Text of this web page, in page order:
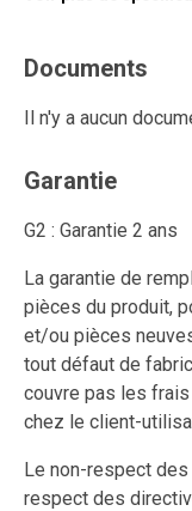
Documents
Il n'y a aucun
Garantie
G2 : Garantie 2 ans
La garantie de
pièces du produit,
et/ou pièces
tout défaut de
couvre pas les
chez le client-
Le non-respect
respect des